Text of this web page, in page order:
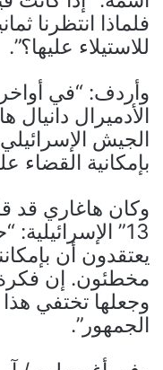
فلماذا انتظرنا
للاستيلاء عليها؟”.
وأردف: “في
الأدميرال
الجيش
بإمكانية
وكان هاغاري قد
13”
يعتقدون أن
مخطئون. إن فكرة
وجعلها تختفي
الجمهور”.